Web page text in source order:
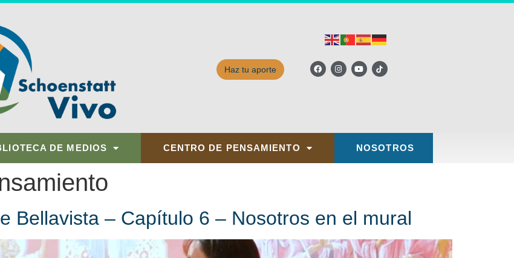
Haz tu aporte
DE MEDIOS CENTRO DE PENSAMIENTO NOSOTROS
Bellavista – Capítulo 6 – Nosotros en el mural